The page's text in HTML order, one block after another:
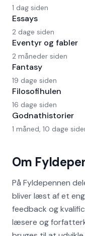
Om
På Fyldepennen
bliver læst af et
feedback og
læsere og
1 dag siden
Essays
2 dage siden
Eventyr og fabler
2 måneder siden
Fantasy
19 dage siden
Filosofihulen
16 dage siden
Godnathistorier
1 måned, 10 dage